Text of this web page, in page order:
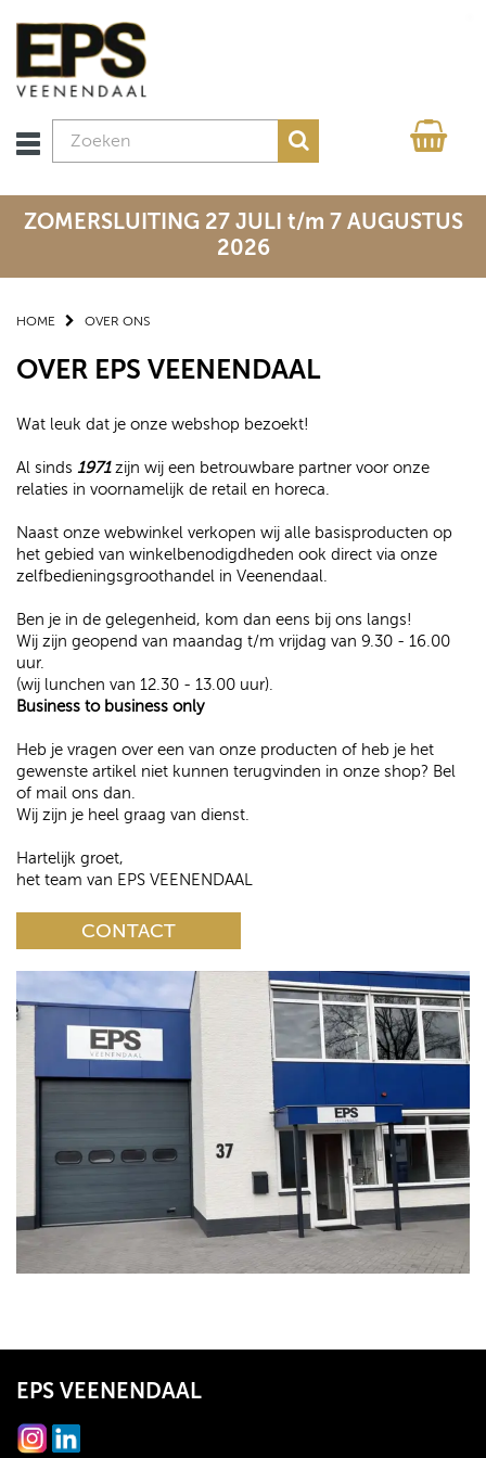
ZOMERSLUITING 27 JULI t/m 7 AUGUSTUS
2026
HOME OVER ONS
OVER EPS VEENENDAAL
Wat leuk dat je onze webshop bezoekt!
Al sinds 1971zijn wij een betrouwbare partner voor onze
relaties in voornamelijk de retail en horeca.
Naast onze webwinkel verkopen wij alle basisproducten op
het gebied van winkelbenodigdheden ook direct via onze
zelfbedieningsgroothandel in Veenendaal.
Ben je in de gelegenheid, kom dan eens bij ons langs!
Wij zijn geopend van maandag t/m vrijdag van 9.30 - 16.00
uur.
(wij lunchen van 12.30 - 13.00 uur).
Business to business only
Heb je vragen over een van onze producten of heb je het
gewenste artikel niet kunnen terugvinden in onze shop? Bel
of mail ons dan.
Wij zijn je heel graag van dienst.
Hartelijk groet,
het team van EPS VEENENDAAL
CONTACT
EPS VEENENDAAL